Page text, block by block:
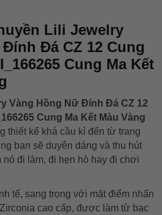
Lili Jewelry
Đá CZ 12 Cung
Cung Ma Kết
Vàng Hồng Nữ Đính Đá CZ 12
Cung Ma Kết Màu Vàng
thiết kế khá cầu kì đến từ trang
bạn sẽ duyên dáng và thu hút
nó đi làm, đi hẹn hò hay đi chơi
tế, sang trọng với mặt điểm nhấn
cao cấp, được làm từ bạc